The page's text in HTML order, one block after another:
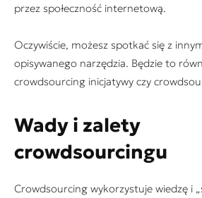
przez społeczność internetową.
Oczywiście, możesz spotkać się z
opisywanego narzędzia. Będzie to
crowdsourcing inicjatywy czy
Wady i zalety
crowdsourcingu
Crowdsourcing wykorzystuje wiedzę i